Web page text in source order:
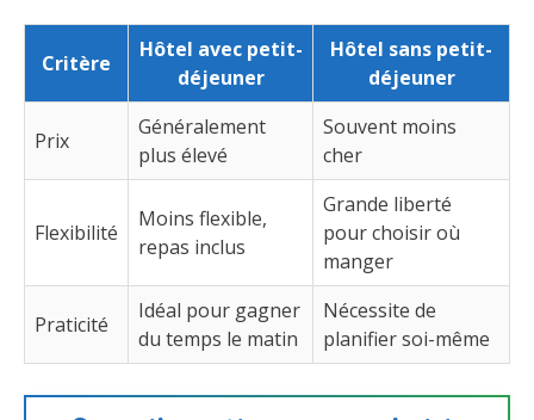
Critère
Hôtel avec petit-
déjeuner
Hôtel sans petit-
déjeuner
Prix
Généralement
plus élevé
Souvent moins
cher
Flexibilité
Moins flexible,
repas inclus
Grande liberté
pour choisir où
manger
Praticité
Idéal pour gagner
du temps le matin
Nécessite de
planifier soi-même